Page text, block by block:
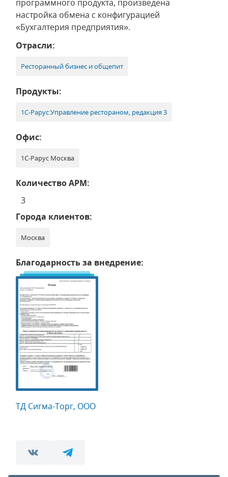
программного продукта, произведена
настройка обмена с конфигурацией
«Бухгалтерия предприятия».
Отрасли:
Ресторанный бизнес и общепит
Продукты:
1С-Рарус:Управление рестораном, редакция 3
Офис:
1С-Рарус Москва
Количество АРМ:
3
Города клиентов:
Москва
Благодарность за внедрение:
ТД Сигма-Торг, ООО